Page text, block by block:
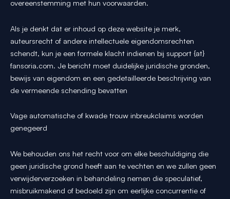
overeenstemming met hun voorwaarden.
Als je denkt dat er inhoud op deze website je merk,
auteursrecht of andere intellectuele eigendomsrechten
schendt, kun je een formele klacht indienen bij support {at}
fansoria.com. Je bericht moet duidelijke juridische gronden,
bewijs van eigendom en een gedetailleerde beschrijving van
de vermeende schending bevatten
Vage automatische of kwade trouw inbreukclaims worden
genegeerd
We behouden ons het recht voor om elke beschuldiging die
geen juridische grond heeft aan te vechten en we zullen geen
verwijderverzoeken in behandeling nemen die speculatief,
misbruikmakend of bedoeld zijn om eerlijke concurrentie of